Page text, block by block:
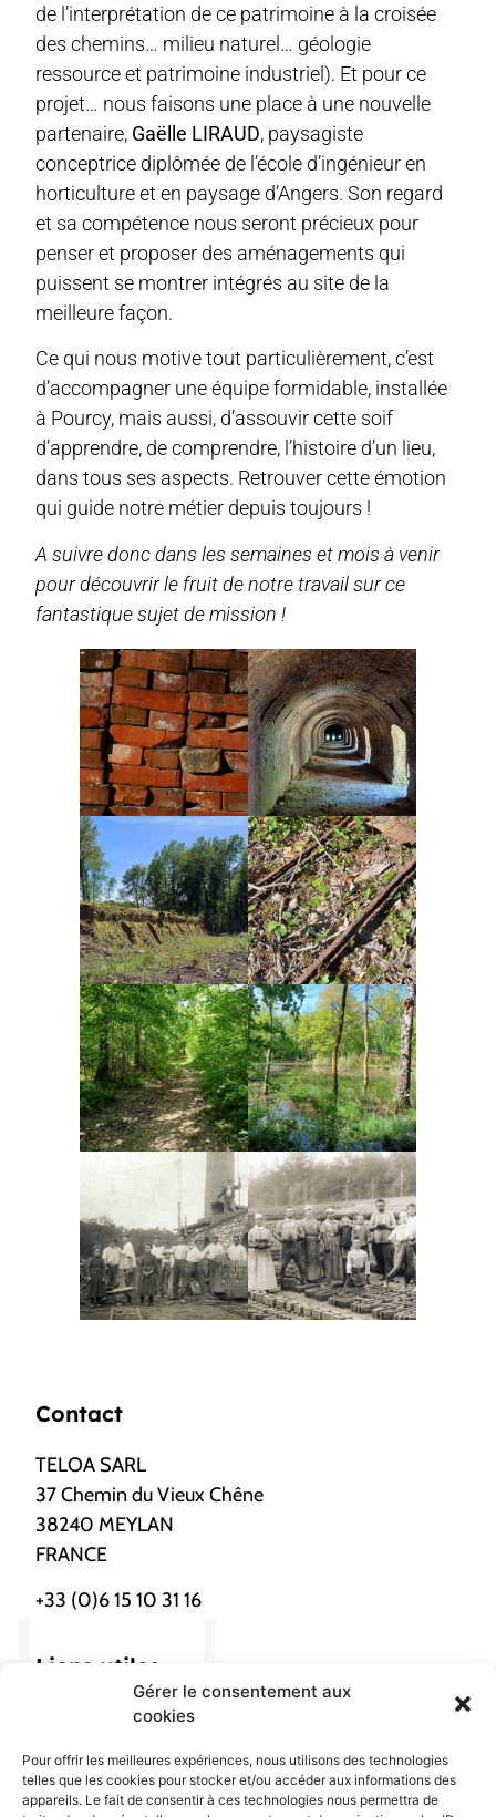
Gérer le consentement aux
cookies
Pour offrir les meilleures expériences, nous utilisons des technologies
telles que les cookies pour stocker et/ou accéder aux informations des
appareils. Le fait de consentir à ces technologies nous permettra de
de l’interprétation de ce patrimoine à la croisée
des chemins… milieu naturel… géologie
ressource et patrimoine industriel). Et pour ce
projet… nous faisons une place à une nouvelle
partenaire, Gaëlle LIRAUD, paysagiste
conceptrice diplômée de l’école d’ingénieur en
horticulture et en paysage d’Angers. Son regard
et sa compétence nous seront précieux pour
penser et proposer des aménagements qui
puissent se montrer intégrés au site de la
meilleure façon.
Ce qui nous motive tout particulièrement, c’est
d’accompagner une équipe formidable, installée
à Pourcy, mais aussi, d’assouvir cette soif
d’apprendre, de comprendre, l’histoire d’un lieu,
dans tous ses aspects. Retrouver cette émotion
qui guide notre métier depuis toujours !
A suivre donc dans les semaines et mois à venir
pour découvrir le fruit de notre travail sur ce
fantastique sujet de mission !
Contact
TELOA SARL
37 Chemin du Vieux Chêne
38240 MEYLAN
FRANCE
+33 (0)6 15 10 31 16
Liens utiles
Nous localiser
Confidentialités